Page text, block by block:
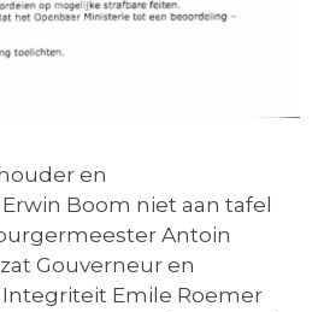
en
Boom niet aan tafel
Antoin
Gouverneur en
Emile Roemer